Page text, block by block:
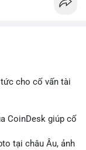
cho cố vấn tài
CoinDesk giúp cố
tại châu Âu, ảnh